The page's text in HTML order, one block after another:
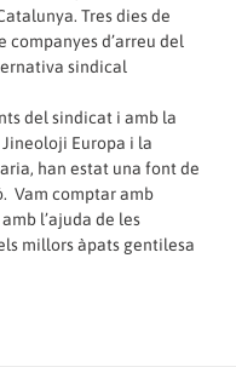
Tres dies de
d’arreu del
sindical
del sindicat i amb la
Europa i la
han estat una font de
Vam comptar amb
l’ajuda de les
millors àpats gentilesa